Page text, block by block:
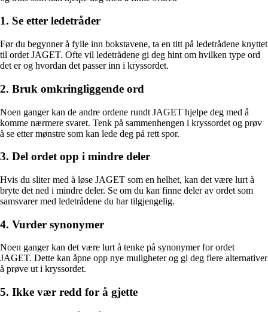
1. Se etter ledetråder
Før du begynner å fylle inn bokstavene, ta en titt på ledetrådene knyttet
til ordet JAGET. Ofte vil ledetrådene gi deg hint om hvilken type ord
det er og hvordan det passer inn i kryssordet.
2. Bruk omkringliggende ord
Noen ganger kan de andre ordene rundt JAGET hjelpe deg med å
komme nærmere svaret. Tenk på sammenhengen i kryssordet og prøv
å se etter mønstre som kan lede deg på rett spor.
3. Del ordet opp i mindre deler
Hvis du sliter med å løse JAGET som en helhet, kan det være lurt å
bryte det ned i mindre deler. Se om du kan finne deler av ordet som
samsvarer med ledetrådene du har tilgjengelig.
4. Vurder synonymer
Noen ganger kan det være lurt å tenke på synonymer for ordet
JAGET. Dette kan åpne opp nye muligheter og gi deg flere alternativer
å prøve ut i kryssordet.
5. Ikke vær redd for å gjette